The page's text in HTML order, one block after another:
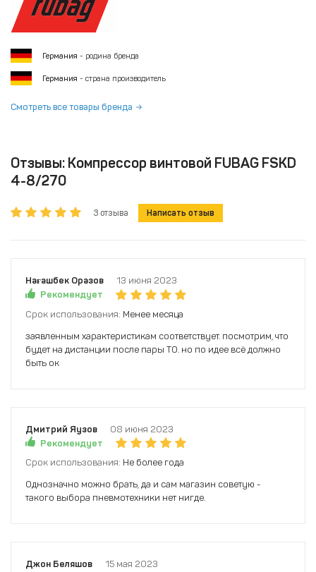
Германия - родина бренда
Германия - страна производитель
Смотреть все товары бренда
Отзывы: Компрессор винтовой FUBAG FSKD
4-8/270
3 отзыва Написать отзыв
Нағашбек Оразов
13 июня 2023
Рекомендует
Срок использования: Менее месяца
заявленным характеристикам соответствует. посмотрим, что
будет на дистанции после пары ТО. но по идее всё должно
быть ок
Дмитрий Яузов
08 июня 2023
Рекомендует
Срок использования: Не более года
Однозначно можно брать, да и сам магазин советую -
такого выбора пневмотехники нет нигде.
Джон Беляшов
15 мая 2023